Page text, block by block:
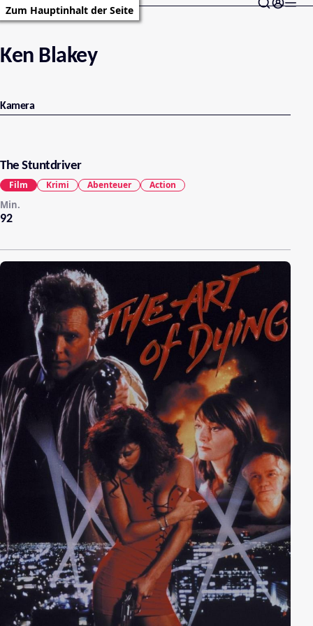
Zum Hauptinhalt der Seite
Ken Blakey
Kamera
The Stuntdriver
92
Min.
Film Krimi Abenteuer Action